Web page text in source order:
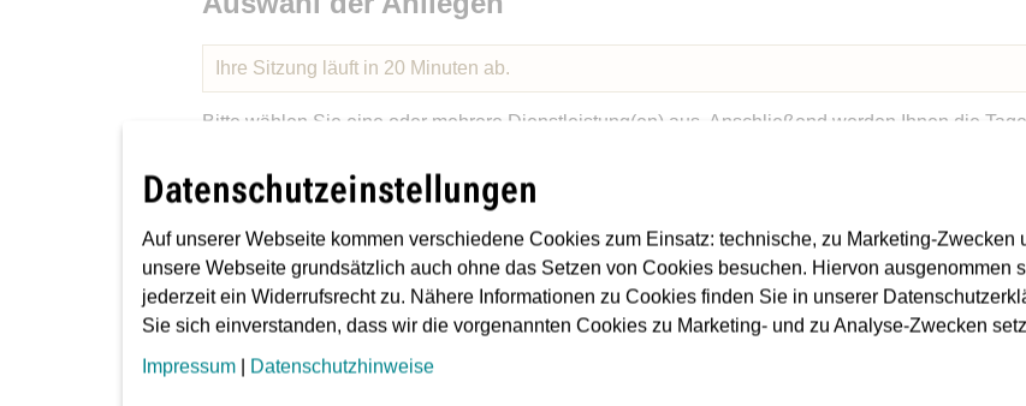
Datenschutzeinstellungen
Auf unserer Webseite kommen verschiedene Cookies zum Einsatz: technische, zu Marketing-
unsere Webseite grundsätzlich auch ohne das Setzen von Cookies besuchen. Hiervon
jederzeit ein Widerrufsrecht zu. Nähere Informationen zu Cookies finden Sie in unserer
Sie sich einverstanden, dass wir die vorgenannten Cookies zu Marketing- und zu Analyse-Zwecken
Impressum
Datenschutzhinweise